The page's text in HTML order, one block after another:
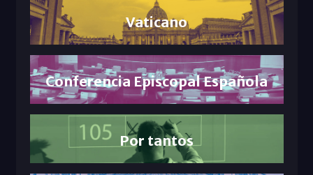
Vaticano
Conferencia Episcopal Española
Por tantos